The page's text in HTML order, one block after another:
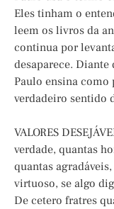
Eles tinham o
leem os livros da
continua por
desaparece.
Paulo ensina como
verdadeiro sentido
VALORES
verdade, quantas
quantas
virtuoso, se algo
De cetero fratres